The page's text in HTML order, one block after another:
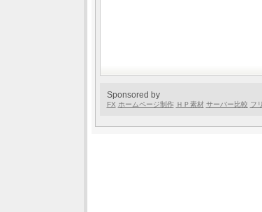
Sponsored by
FX ホームページ制作 ＨＰ素材 サーバー比較 フ